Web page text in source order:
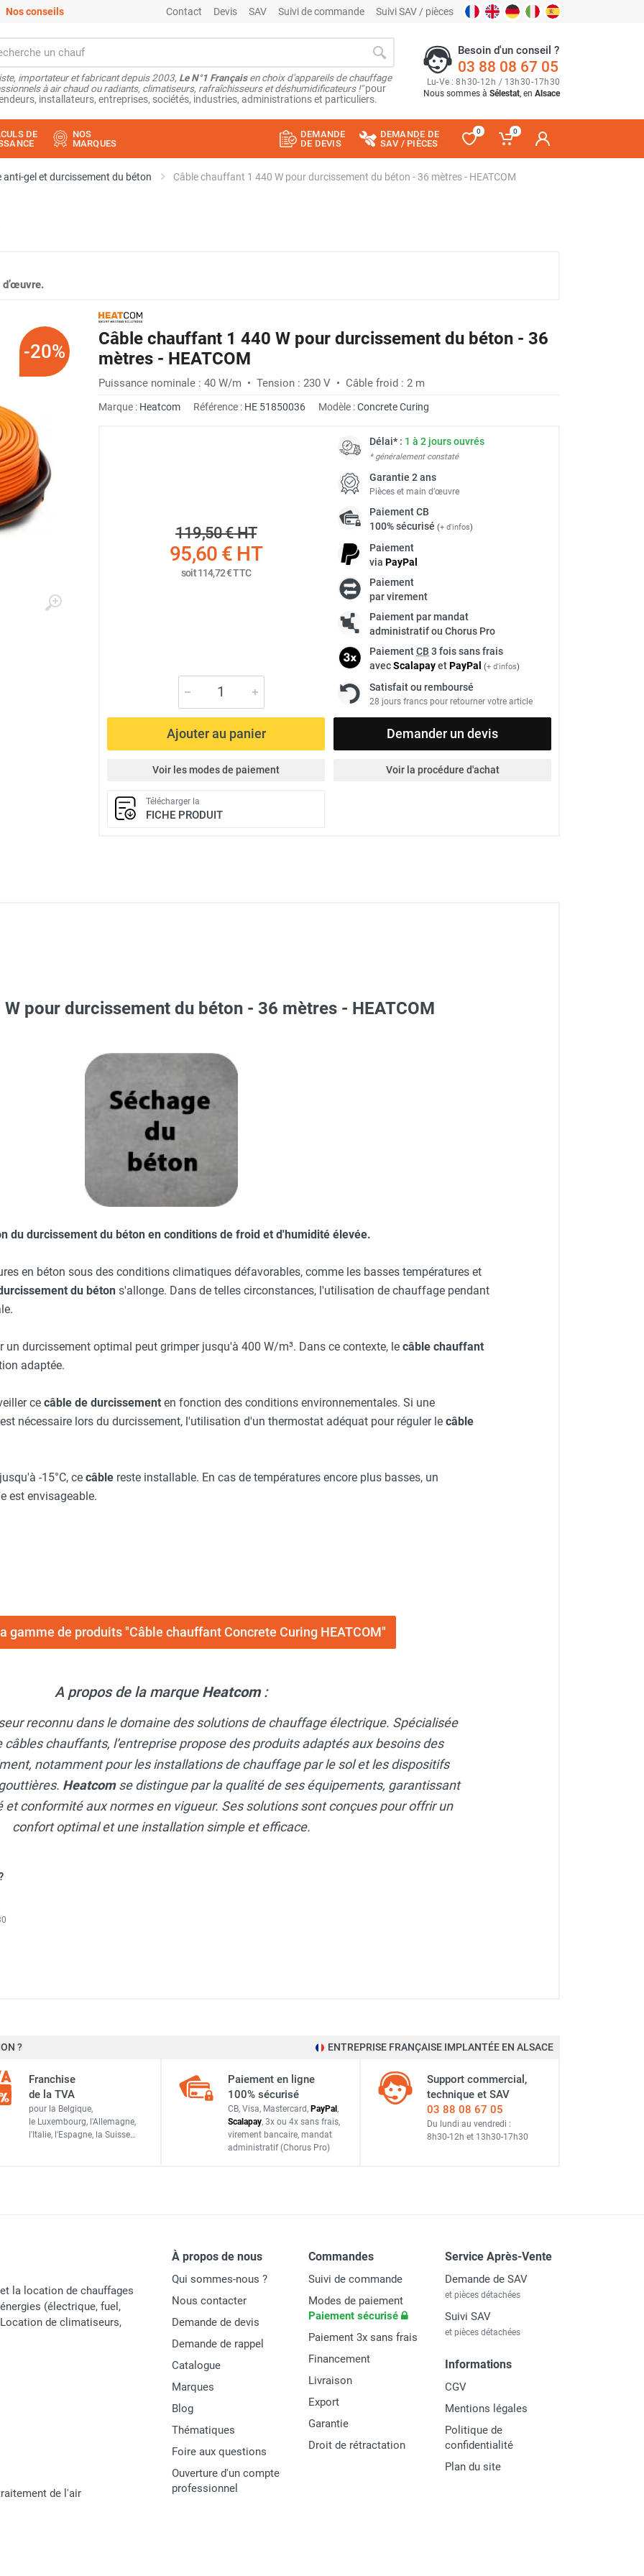
Nos conseils Contact Devis SAV Suivi de commande Suivi SAV / pièces
importateur et fabricant depuis 2003, Le N°1 Françaisen choix d'appareils de chauffage
à air chaud ou radiants, climatiseurs, rafraîchisseurs et déshumidificateurs !"pour
installateurs, entreprises, sociétés, industries, administrations et particuliers.
Besoin d'un conseil ?
03 88 08 67 05
Lu-Ve : 8h30-12h / 13h30-17h30
Nous sommes à Sélestat, en Alsace
DE
NOS
MARQUES
DEMANDE
DE DEVIS
DEMANDE DE
SAV / PIÈCES
0 0
anti-gel et durcissement du béton Câble chauffant 1 440 W pour durcissement du béton - 36 mètres - HEATCOM
-20%
Câble chauffant 1 440 W pour durcissement du béton - 36
mètres - HEATCOM
Puissance nominale : 40 W/m • Tension : 230 V • Câble froid : 2 m
Marque : Heatcom Référence : HE 51850036 Modèle :Concrete Curing
119,50 €HT
95,60 € HT
soit114,72 €TTC
Délai* : 1 à 2 jours ouvrés
* généralement constaté
Garantie 2 ans
Pièces et main d’œuvre
PaiementCB
100% sécurisé (+ d'infos)
Paiement
via PayPal
Paiement
par virement
Paiement par mandat
administratif ou Chorus Pro
PaiementCB 3 fois sans frais
avecScalapayetPayPal (+ d'infos)
Satisfait ou remboursé
28 jours francs pour retourner votre article
Ajouter au panier Demander un devis
Voir les modes de paiement Voir la procédure d'achat
Télécharger la
FICHE PRODUIT
M - HUSQVARNA
protège-menton Smartguard PE 10H - HUSQVARNA
protège-menton Smartguard PE 10H - HUSQVARNA
pour durcissement du béton - 36 mètres - HEATCOM
du durcissement du béton en conditions de froid et d'humidité élevée.
en béton sous des conditions climatiques défavorables, comme les basses températures et
du béton s'allonge. Dans de telles circonstances, l'utilisation de chauffage pendant
un durcissement optimal peut grimper jusqu'à 400 W/m³. Dans ce contexte, le câble chauffant
adaptée.
ce câble de durcissement en fonction des conditions environnementales. Si une
nécessaire lors du durcissement, l'utilisation d'un thermostat adéquat pour réguler le câble
-15°C, ce câble reste installable. En cas de températures encore plus basses, un
est envisageable.
gamme de produits "Câble chauffant Concrete Curing HEATCOM"
A propos de la marque Heatcom:
reconnu dans le domaine des solutions de chauffage électrique. Spécialisée
chauffants, l’entreprise propose des produits adaptés aux besoins des
notamment pour les installations de chauffage par le sol et les dispositifs
Heatcomse distingue par la qualité de ses équipements, garantissant
conformité aux normes en vigueur. Ses solutions sont conçues pour offrir un
confort optimal et une installation simple et efficace.
40 W/m
36 mètres
230 V
3G H05RN-F
90 °C
durcissement du béton - 55 mètres - HEATCOM
durcissement du béton - 36 mètres - HEATCOM
? ENTREPRISE FRANÇAISE IMPLANTÉE EN ALSACE
Franchise
de la TVA
pour la Belgique,
le Luxembourg, l'Allemagne,
l'Italie, l'Espagne, la Suisse…
Paiement en ligne
100% sécurisé
CB, Visa, Mastercard, PayPal ,
Scalapay, 3x ou 4x sans frais,
virement bancaire, mandat
administratif (Chorus Pro)
Support commercial,
technique et SAV
03 88 08 67 05
Du lundi au vendredi :
8h30-12h et 13h30-17h30
la location de chauffages
(électrique, fuel,
de climatiseurs,
de l'air
À propos de nous
Qui sommes-nous ?
Nous contacter
Demande de devis
Demande de rappel
Catalogue
Marques
Blog
Thématiques
Foire aux questions
Ouverture d'un compte
professionnel
Commandes
Suivi de commande
Modes de paiement
Paiement sécurisé
Paiement 3x sans frais
Financement
Livraison
Export
Garantie
Droit de rétractation
Service Après-Vente
Demande de SAV
et pièces détachées
Suivi SAV
et pièces détachées
Informations
CGV
Mentions légales
Politique de
confidentialité
Plan du site